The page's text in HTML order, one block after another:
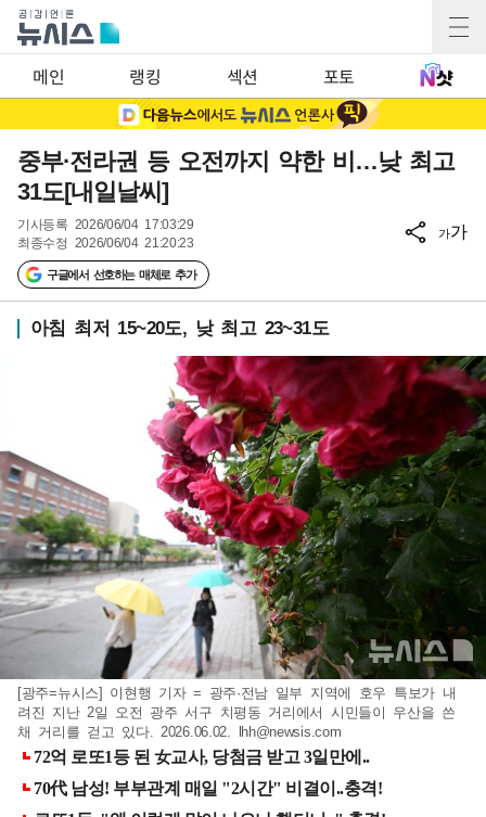
메인 랭킹 섹션 포토
중부·전라권 등 오전까지 약한 비…낮 최고
31도[내일날씨]
기사등록 2026/06/04 17:03:29
최종수정 2026/06/04 21:20:23
구글에서 선호하는 매체로 추가
가가
아침 최저 15~20도, 낮 최고 23~31도
[광주=뉴시스] 이현행 기자 = 광주·전남 일부 지역에 호우 특보가 내
려진 지난 2일 오전 광주 서구 치평동 거리에서 시민들이 우산을 쓴
채 거리를 걷고 있다. 2026.06.02.
lhh@newsis.com